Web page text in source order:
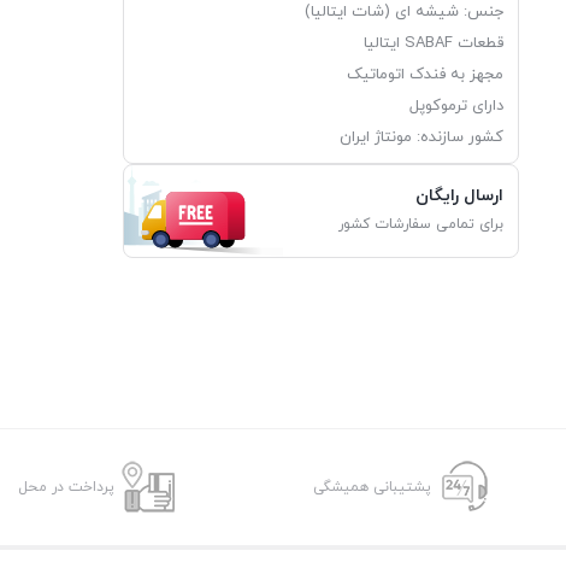
جنس: شیشه ای (شات ایتالیا)
قطعات SABAF ایتالیا
مجهز به فندک اتوماتیک
دارای ترموکوپل
کشور سازنده: مونتاژ ایران
ارسال رایگان
برای تمامی سفارشات کشور
پشتیبانی همیشگی پرداخت در محل